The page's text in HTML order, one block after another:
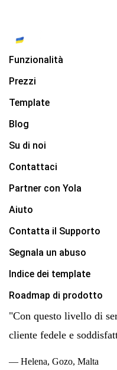
Funzionalità
Prezzi
Template
Blog
Su di noi
Contattaci
Partner con Yola
Aiuto
Contatta il Supporto
Segnala un abuso
Indice dei template
Roadmap di prodotto
"Con questo livello di
cliente fedele e
— Helena, Gozo, Malta